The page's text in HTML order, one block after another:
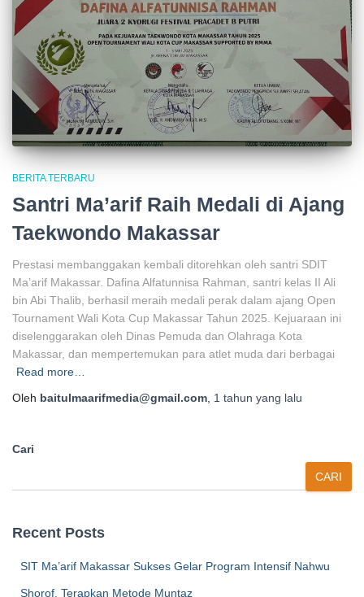
BERITA TERBARU
Santri Ma’arif Raih Medali di Ajang
Taekwondo Makassar
Prestasi membanggakan kembali ditorehkan oleh santri SDIT
Ma’arif Makassar. Dafina Alfatunnisa Rahman, santri kelas II Ali
bin Abi Thalib, berhasil meraih medali perak dalam ajang Open
Tournament Wali Kota Cup Makassar Tahun 2025. Kejuaraan ini
diselenggarakan oleh Dinas Pemuda dan Olahraga Kota
Makassar, dan mempertemukan para atlet muda dari berbagai
Read more…
Oleh baitulmaarifmedia@gmail.com, 1 tahun yang lalu
Cari
CARI
Recent Posts
SIT Ma’arif Makassar Sukses Gelar Program Intensif Nahwu
Shorof, Terapkan Metode Muntaz